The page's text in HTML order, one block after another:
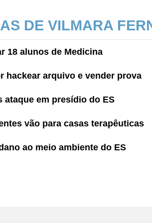
DE VILMARA
18 alunos de Medicina
hackear arquivo e vender prova
ataque em presídio do ES
vão para casas terapêuticas
ao meio ambiente do ES